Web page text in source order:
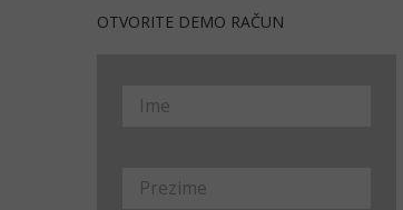
OTVORITE DEMO RAČUN